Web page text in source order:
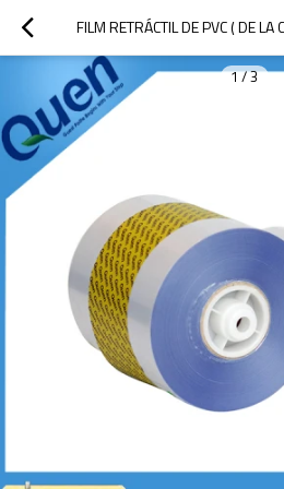
1/3